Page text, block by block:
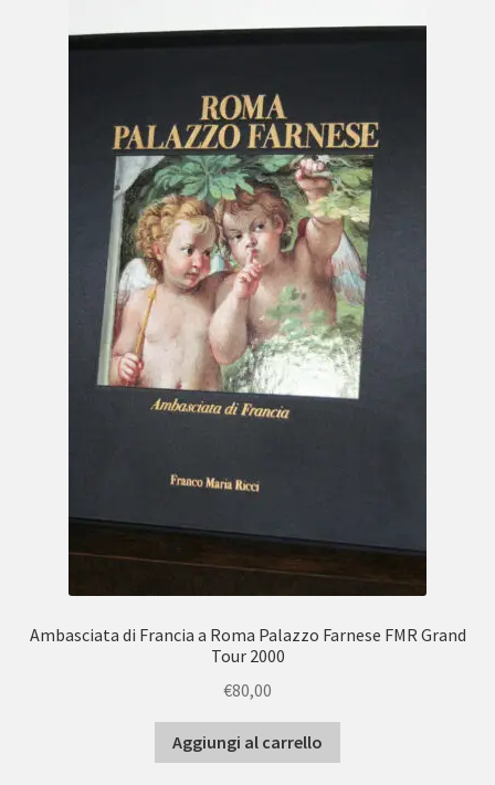
Ambasciata di Francia a Roma Palazzo Farnese FMR Grand
Tour 2000
€80,00
Aggiungi al carrello